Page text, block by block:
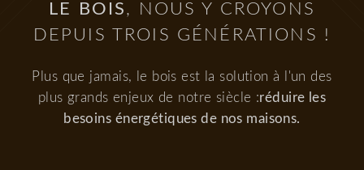
LE BOIS, NOUS Y CROYONS
DEPUIS TROIS GÉNÉRATIONS !
Plus que jamais, le bois est la solution à l'un des
plus grands enjeux de notre siècle :réduire les
besoins énergétiques de nos maisons.